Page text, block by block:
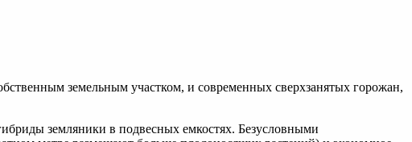
земельным участком, и современных сверхзанятых горожан,
земляники в подвесных емкостях. Безусловными